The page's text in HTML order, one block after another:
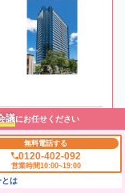
1分
小杉町1-403-35 武
議にお任せください
無料電話する
0120-402-092
営業時間10:00~19:00
とは